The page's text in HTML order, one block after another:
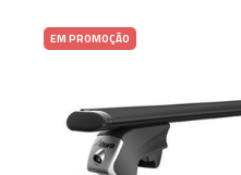
EM PROMOÇÃO